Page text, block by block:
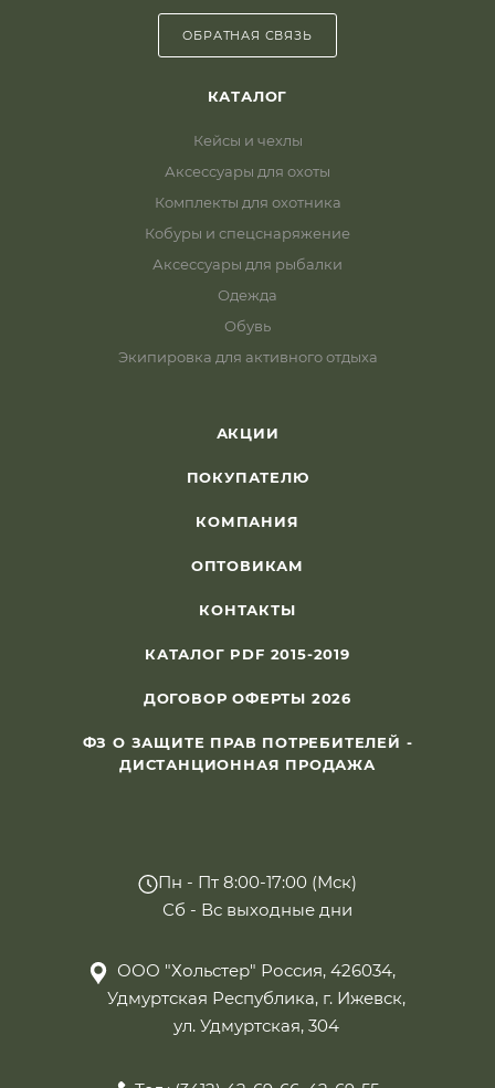
ОБРАТНАЯ СВЯЗЬ
КАТАЛОГ
Кейсы и чехлы
Аксессуары для охоты
Комплекты для охотника
Кобуры и спецснаряжение
Аксессуары для рыбалки
Одежда
Обувь
Экипировка для активного отдыха
АКЦИИ
ПОКУПАТЕЛЮ
КОМПАНИЯ
ОПТОВИКАМ
КОНТАКТЫ
КАТАЛОГ PDF 2015-2019
ДОГОВОР ОФЕРТЫ 2026
ФЗ О ЗАЩИТЕ ПРАВ ПОТРЕБИТЕЛЕЙ -
ДИСТАНЦИОННАЯ ПРОДАЖА
Пн - Пт 8:00-17:00 (Мск)
Сб - Вс выходные дни
ООО "Хольстер" Россия, 426034,
Удмуртская Республика, г. Ижевск,
ул. Удмуртская, 304